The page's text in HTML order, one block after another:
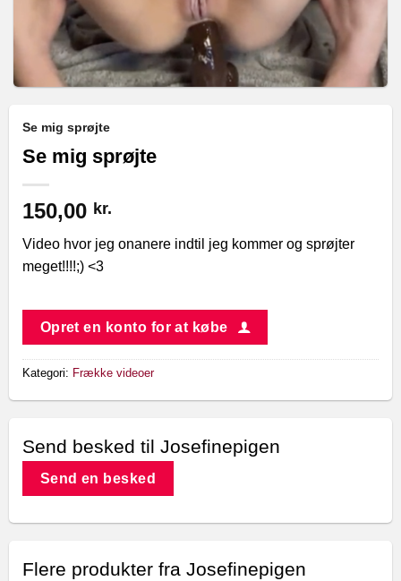
Se mig sprøjte
Se mig sprøjte
150,00 kr.
Video hvor jeg onanere indtil jeg kommer og sprøjter
meget!!!!;) <3
Opret en konto for at købe
Kategori: Frække videoer
Send besked til Josefinepigen
Send en besked
Flere produkter fra Josefinepigen